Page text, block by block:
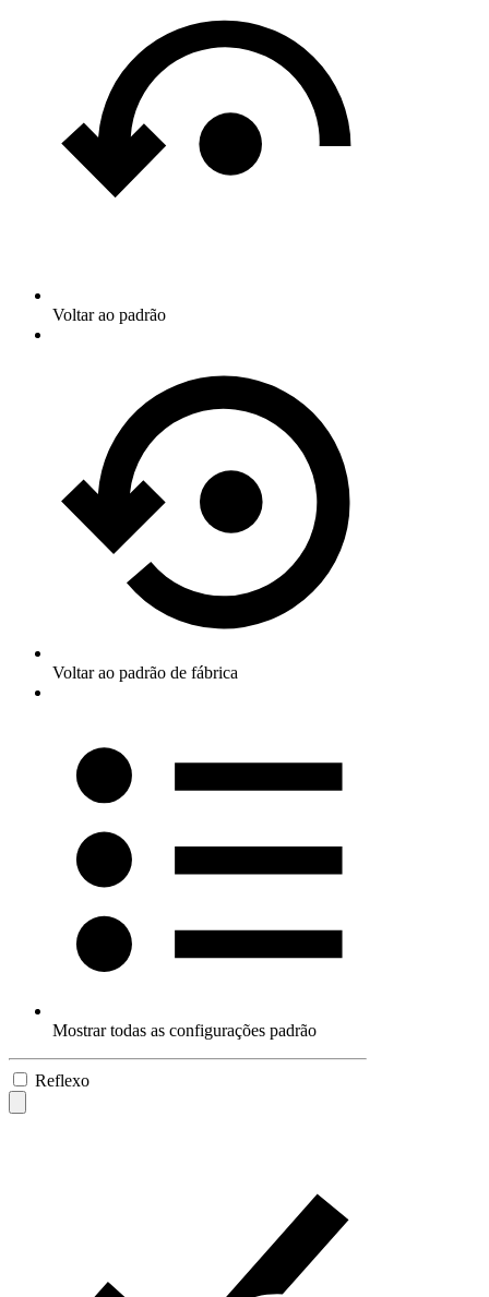
Voltar ao padrão
Voltar ao padrão de fábrica
Mostrar todas as configurações padrão
Reflexo